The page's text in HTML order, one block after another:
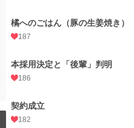
橘へのごはん（豚の生姜焼き）
187
本採用決定と「後輩」判明
186
契約成立
182